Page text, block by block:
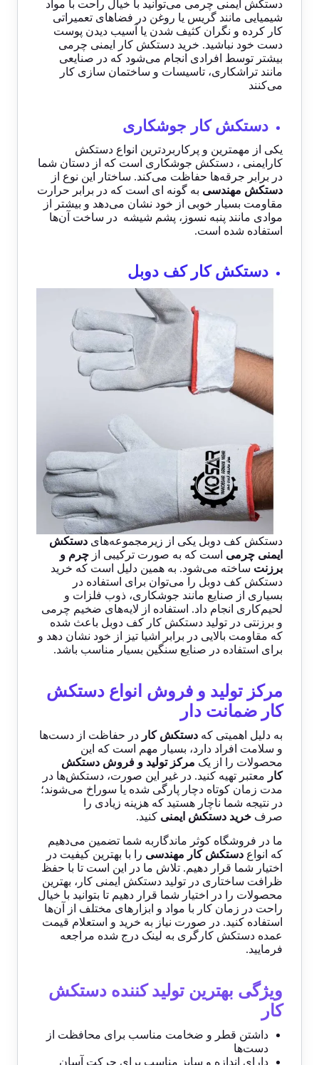
دستکش ایمنی چرمی می‌توانید با خیال راحت با مواد
شیمیایی مانند گریس یا روغن در فضاهای تعمیراتی
کار کرده و نگران کثیف شدن یا آسیب دیدن پوست
دست خود نباشید. خرید دستکش کار ایمنی چرمی
بیشتر توسط افرادی انجام می‌شود که در صنایعی
مانند تراشکاری، تاسیسات و ساختمان سازی کار
می‌کنند
دستکش کار جوشکاری
یکی از مهمترین و پرکاربردترین انواع دستکش
کارایمنی ، دستکش جوشکاری است که از دستان شما
در برابر جرقه‌ها حفاظت می‌کند. ساختار این نوع از
دستکش مهندسی به گونه ای است که در برابر حرارت
مقاومت بسیار خوبی از خود نشان می‌دهد و بیشتر از
موادی مانند پنبه نسوز، پشم شیشه در ساخت آن‌ها
استفاده شده است.
دستکش کار کف دوبل
دستکش کف دوبل یکی از زیرمجموعه‌هایدستکش
ایمنی چرمی است که به صورت ترکیبی ازچرم و
برزنت ساخته می‌شود. به همین دلیل است که خرید
دستکش کف دوبل را می‌توان برای استفاده در
بسیاری از صنایع مانند جوشکاری، ذوب فلزات و
لحیم‌کاری انجام داد. استفاده از لایه‌های ضخیم چرمی
و برزنتی در تولید دستکش کار کف دوبل باعث شده
که مقاومت بالایی در برابر اشیا تیز از خود نشان دهد و
برای استفاده در صنایع سنگین بسیار مناسب باشد.
مرکز تولید و فروش انواع دستکش
کار ضمانت دار
به دلیل اهمیتی کهدستکش کار در حفاظت از دست‌ها
و سلامت افراد دارد، بسیار مهم است که این
محصولات را از یک مرکز تولید و فروش دستکش
کار معتبر تهیه کنید. در غیر این صورت، دستکش‌ها در
مدت زمان کوتاه دچار پارگی شده یا سوراخ می‌شوند؛
در نتیجه شما ناچار هستید که هزینه زیادی را
صرفخرید دستکش ایمنی کنید.
ما در فروشگاه کوثر ماندگاربه شما تضمین می‌دهیم
که انواع دستکش کار مهندسی را با بهترین کیفیت در
اختیار شما قرار دهیم. تلاش ما در این است تا با حفظ
ظرافت ساختاری در تولید دستکش ایمنی کار، بهترین
محصولات را در اختیار شما قرار دهیم تا بتوانید با خیال
راحت در زمان کار با مواد و ابزارهای مختلف از آن‌ها
استفاده کنید. در صورت نیاز به خرید و استعلام قیمت
عمده دستکش کارگری به لینک درج شده مراجعه
فرمایید.
ویژگی بهترین تولید کننده دستکش
کار
داشتن قطر و ضخامت مناسب برای محافظت از
دست‌ها
دارای اندازه و سایز مناسب برای حرکت آسان